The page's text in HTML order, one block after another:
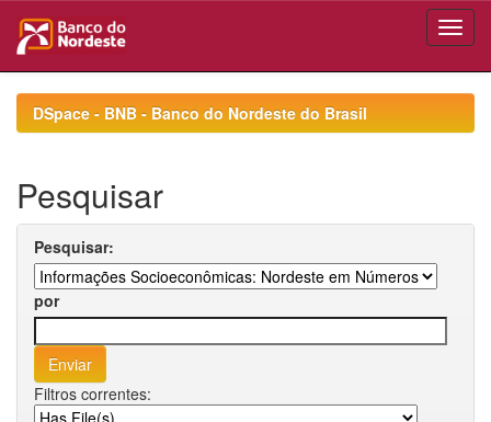
navigationDSpace - BNB - Banco do Nordeste do Brasil
Pesquisar
Pesquisar:
por
Filtros correntes: